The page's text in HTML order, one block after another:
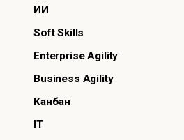
ИИ
Soft Skills
Enterprise Agility
Business Agility
Канбан
IT